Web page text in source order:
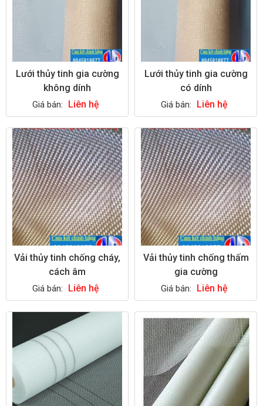
Lưới thủy tinh gia cường
không dính
Giá bán: Liên hệ
Lưới thủy tinh gia cường
có dính
Giá bán: Liên hệ
Vải thủy tinh chống cháy,
cách âm
Giá bán: Liên hệ
Vải thủy tinh chống thấm
gia cường
Giá bán: Liên hệ